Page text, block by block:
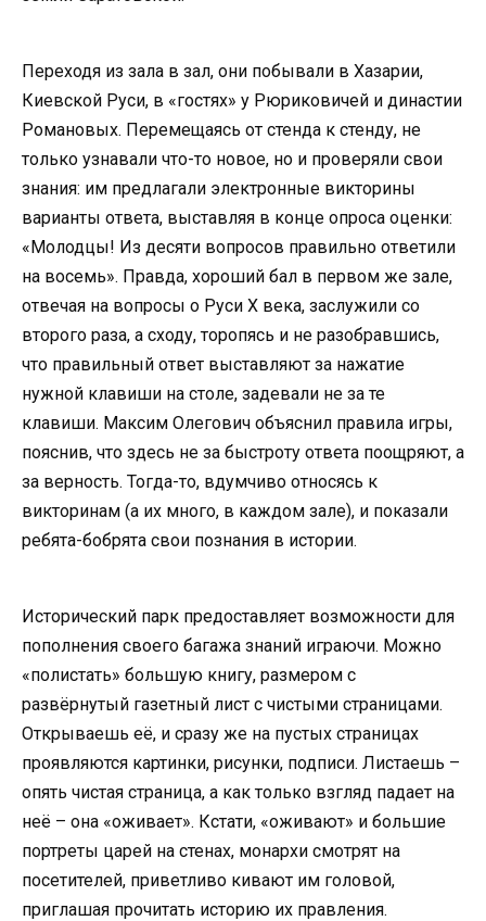
Переходя из зала в зал, они побывали в Хазарии,
Киевской Руси, в «гостях» у Рюриковичей и династии
Романовых. Перемещаясь от стенда к стенду, не
только узнавали что-то новое, но и проверяли свои
знания: им предлагали электронные викторины
варианты ответа, выставляя в конце опроса оценки:
«Молодцы! Из десяти вопросов правильно ответили
на восемь». Правда, хороший бал в первом же зале,
отвечая на вопросы о Руси Х века, заслужили со
второго раза, а сходу, торопясь и не разобравшись,
что правильный ответ выставляют за нажатие
нужной клавиши на столе, задевали не за те
клавиши. Максим Олегович объяснил правила игры,
пояснив, что здесь не за быстроту ответа поощряют, а
за верность. Тогда-то, вдумчиво относясь к
викторинам (а их много, в каждом зале), и показали
ребята-бобрята свои познания в истории.
Исторический парк предоставляет возможности для
пополнения своего багажа знаний играючи. Можно
«полистать» большую книгу, размером с
развёрнутый газетный лист с чистыми страницами.
Открываешь её, и сразу же на пустых страницах
проявляются картинки, рисунки, подписи. Листаешь –
опять чистая страница, а как только взгляд падает на
неё – она «оживает». Кстати, «оживают» и большие
портреты царей на стенах, монархи смотрят на
посетителей, приветливо кивают им головой,
приглашая прочитать историю их правления.